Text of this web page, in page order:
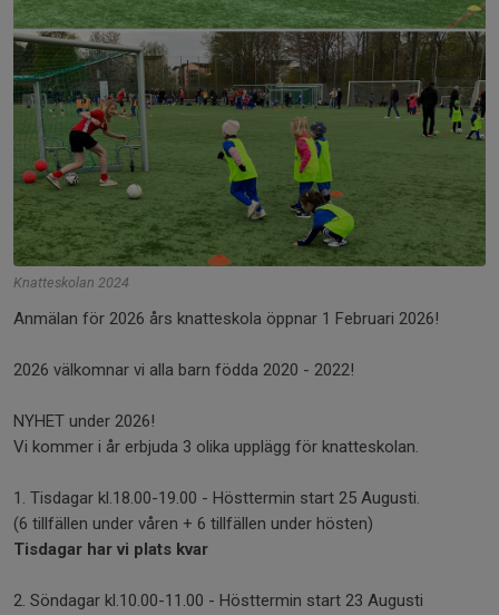
Knatteskolan 2024
Anmälan för 2026 års knatteskola öppnar 1 Februari 2026!
2026 välkomnar vi alla barn födda 2020 - 2022!
NYHET under 2026!
Vi kommer i år erbjuda 3 olika upplägg för knatteskolan.
1. Tisdagar kl.18.00-19.00 - Hösttermin start 25 Augusti.
(6 tillfällen under våren + 6 tillfällen under hösten)
Tisdagar har vi plats kvar
2. Söndagar kl.10.00-11.00 - Hösttermin start 23 Augusti